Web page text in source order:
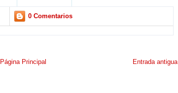
0 Comentarios
Entrada antigua
Página Principal